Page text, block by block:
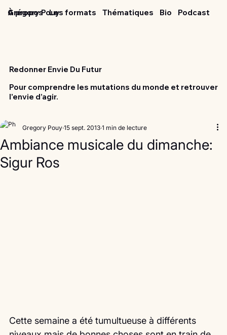
Grégory Pouy
À propos Les formats Thématiques Podcast
Bio
Redonner Envie Du Futur
Pour comprendre les mutations du monde et retrouver
l'envie d’agir.
Ambiance musicale du dimanche:
Sigur Ros
Gregory Pouy 15 sept. 2013 1 min de lecture
Cette semaine a été tumultueuse à différents